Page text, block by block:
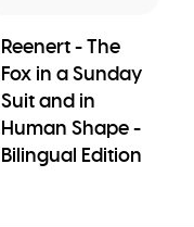
Reenert - The
Fox in a Sunday
Suit and in
Human Shape -
Bilingual Edition